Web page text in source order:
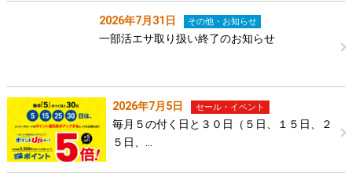
2026年7月31日 その他・お知らせ
一部活エサ取り扱い終了のお知らせ
2026年7月5日 セール・イベント
毎月５の付く日と３０日（５日、１５日、２
５日、…